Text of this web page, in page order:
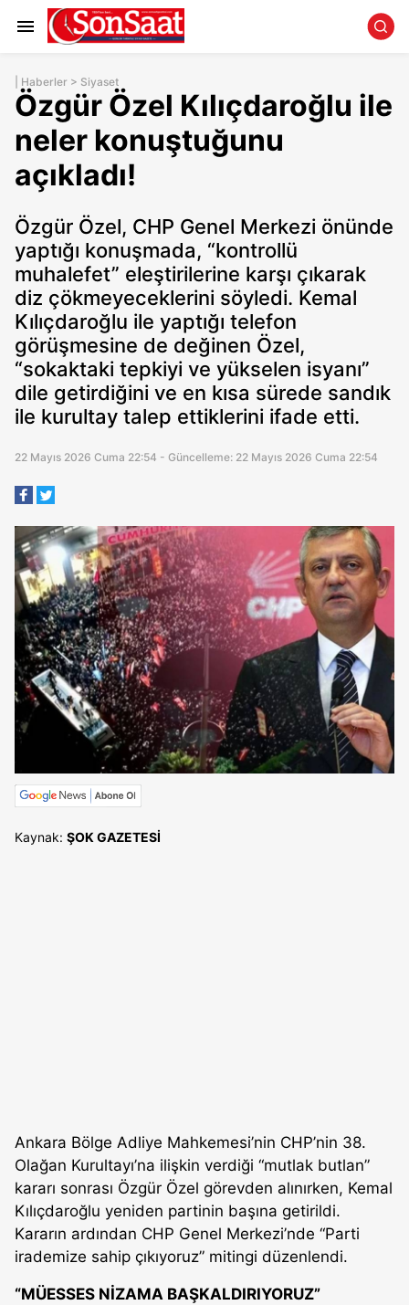
Haberler > Siyaset
Özgür Özel Kılıçdaroğlu ile
neler konuştuğunu
açıkladı!
Özgür Özel, CHP Genel Merkezi önünde
yaptığı konuşmada, “kontrollü
muhalefet” eleştirilerine karşı çıkarak
diz çökmeyeceklerini söyledi. Kemal
Kılıçdaroğlu ile yaptığı telefon
görüşmesine de değinen Özel,
“sokaktaki tepkiyi ve yükselen isyanı”
dile getirdiğini ve en kısa sürede sandık
ile kurultay talep ettiklerini ifade etti.
22 Mayıs 2026 Cuma 22:54 - Güncelleme: 22 Mayıs 2026 Cuma 22:54
Kaynak: ŞOK GAZETESİ
Ankara Bölge Adliye Mahkemesi’nin CHP’nin 38.
Olağan Kurultayı’na ilişkin verdiği “mutlak butlan”
kararı sonrası Özgür Özel görevden alınırken, Kemal
Kılıçdaroğlu yeniden partinin başına getirildi.
Kararın ardından CHP Genel Merkezi’nde “Parti
irademize sahip çıkıyoruz” mitingi düzenlendi.
“MÜESSES NİZAMA BAŞKALDIRIYORUZ”